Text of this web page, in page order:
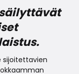
sijoitettavien